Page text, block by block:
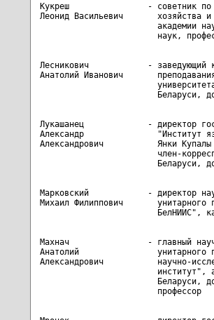
Кукреш                - советник по
Леонид Васильевич       хозяйства и
академии
Лесникович            - заведующий
Анатолий Иванович
Лукашанец             - директор
Александр               "Институт
Александрович           Янки Купалы
член-
Марковский            - директор
Михаил Филиппович       унитарного
Махнач                - главный
Анатолий                унитарного
Александрович           научно-
институт",
Беларуси,